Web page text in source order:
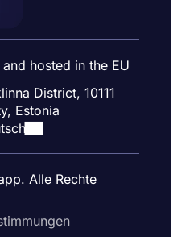
hosted in the EU
District, 10111
Estonia
Alle Rechte